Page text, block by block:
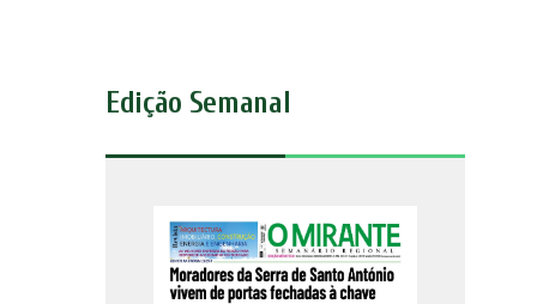
Edição Semanal